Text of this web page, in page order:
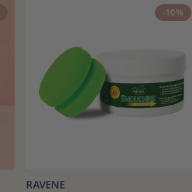
-10%
RAVENE